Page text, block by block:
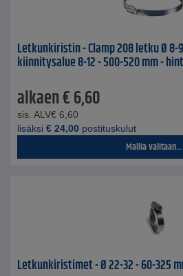
Letkunkiristin - Clamp 208 letku Ø 8-
kiinnitysalue 8-12 - 500-520 mm -
alkaen€6,60
sis. ALV€ 6,60
lisäksi € 24,00 postituskulut
Mallia valitaan...
Letkunkiristimet - Ø 22-32 - 60-325